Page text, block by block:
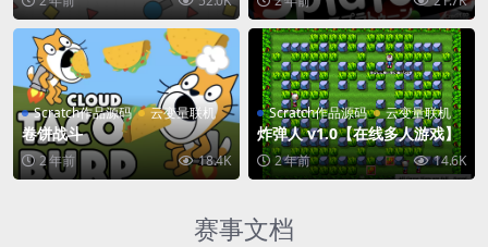
Scratch作品源码 云变量联机
卷饼战斗
2 年前 18.4K
Scratch作品源码 云变量联机
炸弹人 v1.0【在线多人游戏】
2 年前 14.6K
赛事文档